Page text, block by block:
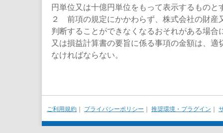
円単位又は十億円単位をもって表示するものと
２ 前項の規定にかかわらず、株式会社の財産
判断することができなくなるおそれがある場合
又は損益計算書の要旨に係る事項の金額は、適
なければならない。
ご利用規約 プライバシーポリシー 推奨環境・プラグイン